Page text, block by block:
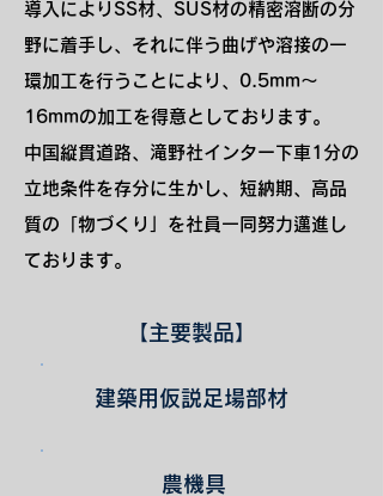
導入によりSS材、SUS材の精密溶断の分
野に着手し、それに伴う曲げや溶接の一
環加工を行うことにより、0.5mm～
16mmの加工を得意としております。
中国縦貫道路、滝野社インター下車1分の
立地条件を存分に生かし、短納期、高品
質の「物づくり」を社員一同努力邁進し
ております。
【主要製品】
建築用仮説足場部材
農機具